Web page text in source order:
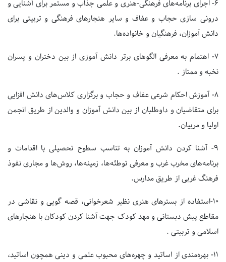
۶- اجرای برنامه‌های فرهنگی-هنری و علمی جذاب و مستمر برای آشنایی و
درونی سازی حجاب و عفاف و سایر هنجارهای فرهنگی و تربیتی برای
دانش آموزان، فرهنگیان و خانواده‌ها.
۷- اهتمام به معرفی الگوهای برتر دانش آموزی از بین دختران و پسران
نخبه و ممتاز .
۸- آموزش احکام شرعی عفاف و حجاب و برگزاری کلاس‌های دانش افزایی
برای متقاضیان و داوطلبان از بین دانش آموزان و والدین از طریق انجمن
اولیا و مربیان.
۹- آشنا کردن دانش آموزان به تناسب سطوح تحصیلی با اقدامات و
برنامه‌های مخرب غرب و معرفی توطئه‌ها، زمینه‌ها، روش‌ها و مجاری نفوذ
فرهنگ غربی از طریق مدارس.
۱٠-استفاده از بسترهای هنری نظیر شعرخوانی، قصه گویی و نقاشی در
مقاطع پیش دبستانی و مهد کودک جهت آشنا کردن کودکان با هنجارهای
اسلامی و تربیتی .
۱۱- بهره‌مندی از اساتید و چهره‌های محبوب علمی و دینی همچون اساتید،